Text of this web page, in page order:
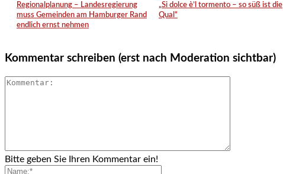
Regionalplanung – Landesregierung
muss Gemeinden am Hamburger Rand
endlich ernst nehmen
„Si dolce è’l tormento – so süß ist die
Qual“
Kommentar schreiben (erst nach Moderation sichtbar)
Bitte geben Sie Ihren Kommentar ein!